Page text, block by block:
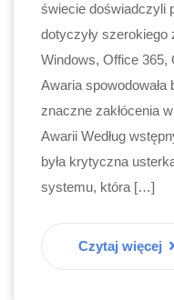
świecie doświadczyli
dotyczyły szerokiego
Windows, Office 365,
Awaria spowodowała
znaczne zakłócenia
Awarii Według
była krytyczna
systemu, która […]
Czytaj więcej